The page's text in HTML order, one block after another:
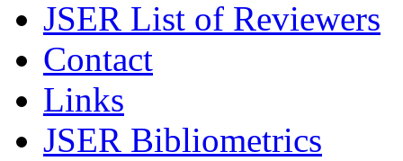
JSER List of Reviewers
Contact
Links
JSER Bibliometrics